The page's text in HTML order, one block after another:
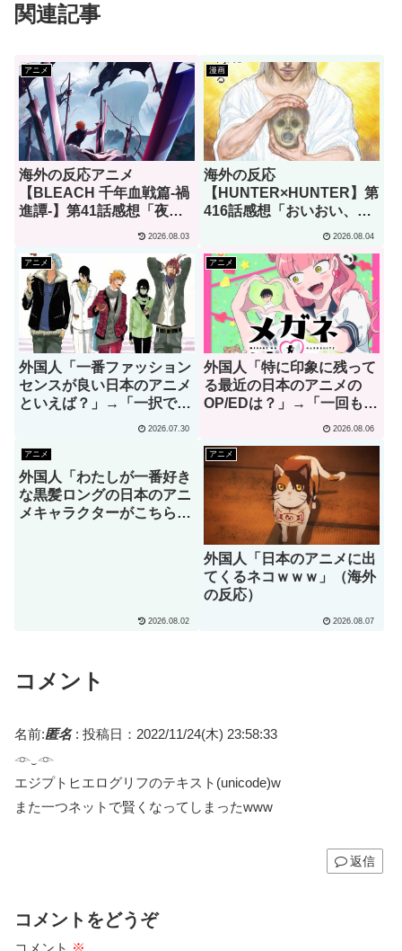
関連記事
アニメ
海外の反応アニメ
【BLEACH 千年血戦篇-禍
進譚-】第41話感想「夜一
は全てのアニメの中で最も
とわたしは思います」
2026.08.03
漫画
海外の反応
【HUNTER×HUNTER】第
416話感想「おいおい、文
2026.08.04
アニメ
外国人「一番ファッション
センスが良い日本のアニメ
といえば？」→「一択でし
2026.07.30
アニメ
外国人「特に印象に残って
る最近の日本のアニメの
OP/EDは？」→「一回も飛
2026.08.06
アニメ
外国人「わたしが一番好き
な黒髪ロングの日本のアニ
メキャラクターがこちら」
2026.08.02
アニメ
外国人「日本のアニメに出
てくるネコｗｗｗ」（海外
の反応）
2026.08.07
コメント
名前:匿名: 投稿日：2022/11/24(木) 23:58:33
𓁹‿𓁹
エジプトヒエログリフのテキスト(unicode)w
また一つネットで賢くなってしまったwww
返信
コメントをどうぞ